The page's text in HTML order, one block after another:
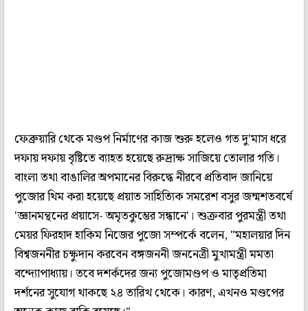
ফেব্রুয়ারি থেকে মণ্ডপ নির্মাণের কাজ শুরু হলেও গত দু'মাস ধরে
দফায় দফায় বৃষ্টিতে ব্যাহত হয়েছে রুদ্রাক্ষ সাজিয়ে তোলার গতি।
বাংলা তথা বাঙালির অপমানের বিরুদ্ধে নীরবে প্রতিবাদ জানিয়ে
পুজোর থিম করা হয়েছে প্রয়াত সাহিত্যিক সমরেশ বসুর জন্মশতবর্ষে
'জ্ঞানমন্থনের প্রয়াসে- অমৃতকুম্ভের সন্ধানে'। শুক্রবার পুরমন্ত্রী তথা
মেয়র ফিরহাদ হাকিম নিজের পুজো সম্পর্কে বলেন, "মহালয়ার দিন
বিশ্বজননীর চক্ষুদান করবেন বঙ্গজননী জননেত্রী মুখ্যমন্ত্রী মমতা
বন্দ্যোপাধ্যায়। তবে দশর্কদের জন্য পুজোমণ্ডপ ও মাতৃপ্রতিমা
দর্শনের সুযোগ থাকছে ২৪ তারিখ থেকে। কারণ, এখনও মণ্ডপের